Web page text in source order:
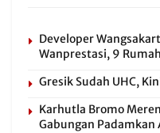
Developer
Wanprestasi, 9
Gresik Sudah UHC,
Karhutla Bromo
Gabungan Padamkan